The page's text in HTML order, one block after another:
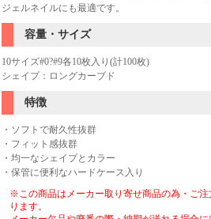
ジェルネイルにも最適です。
容量・サイズ
10サイズ#0?#9各10枚入り(計100枚)
シェイプ：ロングカーブド
特徴
・ソフトで耐久性抜群
・フィット感抜群
・均一なシェイプとカラー
・保管に便利なハードケース入り
※この商品はメーカー取り寄せ商品の為・ご注
ります。